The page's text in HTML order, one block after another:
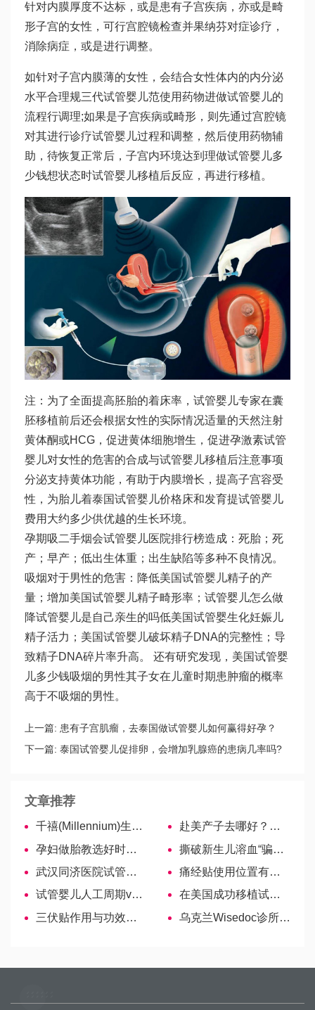
针对内膜厚度不达标，或是患有子宫疾病，亦或是畸
形子宫的女性，可行宫腔镜检查并果纳芬对症诊疗，
消除病症，或是进行调整。
如针对子宫内膜薄的女性，会结合女性体内的内分泌
水平合理规三代试管婴儿范使用药物进做试管婴儿的
流程行调理;如果是子宫疾病或畸形，则先通过宫腔镜
对其进行诊疗试管婴儿过程和调整，然后使用药物辅
助，待恢复正常后，子宫内环境达到理做试管婴儿多
少钱想状态时试管婴儿移植后反应 ，再进行移植。
注：为了全面提高胚胎的着床率，试管婴儿专家在囊
胚移植前后还会根据女性的实际情况适量的天然注射
黄体酮或HCG，促进黄体细胞增生，促进孕激素试管
婴儿对女性的危害的合成与试管婴儿移植后注意事项
分泌支持黄体功能，有助于内膜增长，提高子宫容受
性，为胎儿着泰国试管婴儿价格床和发育提试管婴儿
费用大约多少供优越的生长环境。
孕期吸二手烟会试管婴儿医院排行榜造成：死胎；死
产；早产；低出生体重；出生缺陷等多种不良情况。
吸烟对于男性的危害：降低美国试管婴儿精子的产
量；增加美国试管婴儿精子畸形率； 试管婴儿怎么做
降试管婴儿是自己亲生的吗低美国试管婴生化妊娠 儿
精子活力；美国试管婴儿破坏精子DNA的完整性；导
致精子DNA碎片率升高。 还有研究发现，美国试管婴
儿多少钱吸烟的男性其子女在儿童时期患肿瘤的概率
高于不吸烟的男性。
上一篇: 患有子宫肌瘤，去泰国做试管婴儿如何赢得好孕？
下一篇: 泰国试管婴儿促排卵，会增加乳腺癌的患病几率吗?
文章推荐
千禧(Millennium)生殖中心
赴美产子去哪好？洛杉矶生子怎么样
孕妇做胎教选好时间是关键，每天在这2个阶段进行最佳-哈萨克斯坦试管婴儿
撕破新生儿溶血“骗局”，真相宝妈需早知道！
武汉同济医院试管婴儿医生名单，2022助孕成功率高的大夫参考
痛经贴使用位置有讲究，位置正确见效快
试管婴儿人工周期vs自然周期，两种促排方案适应人群对比
在美国成功移植试管婴儿后，你需要补钙吗？
三伏贴作用与功效大盘点，这些疾病均可用
乌克兰Wisedoc诊所金牌医生——特罗希莫诺维奇